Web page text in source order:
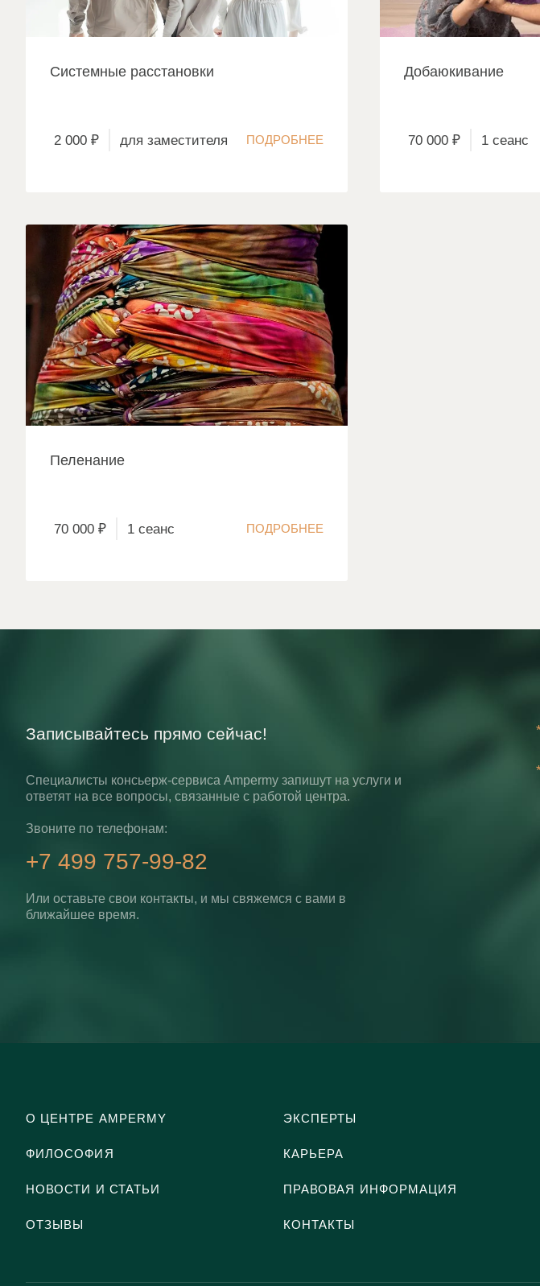
Cистемные расстановки
2 000 ₽ для заместителя ПОДРОБНЕЕ
Добаюкивание
70 000 ₽ 1 сеанс
Пеленание
70 000 ₽ 1 сеанс ПОДРОБНЕЕ
Записывайтесь прямо сейчас!
Специалисты консьерж-сервиса Ampermy запишут на услуги и
ответят на все вопросы, связанные с работой центра.
Звоните по телефонам:
+7 499 757-99-82
Или оставьте свои контакты, и мы свяжемся с вами в
ближайшее время.
О ЦЕНТРЕ AMPERMY
ФИЛОСОФИЯ
НОВОСТИ И СТАТЬИ
ОТЗЫВЫ
ЭКСПЕРТЫ
КАРЬЕРА
ПРАВОВАЯ ИНФОРМАЦИЯ
КОНТАКТЫ